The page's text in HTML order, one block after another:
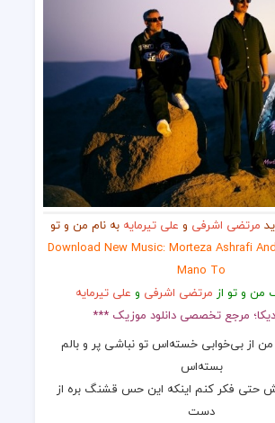
مرتضی اشرفی و علی تیرمایه به نام من و تو
Download New Music: Morteza Ashrafi
Mano To
من و تو ازمرتضی اشرفی و علی تیرمایه
مرجع تخصصی دانلود موزیک ***
از بی‌خوابی خسته‌اس تو نباشی پر و بالم
بسته‌اس
حتی فکر کنم اینکه این حس قشنگ بره از
دست